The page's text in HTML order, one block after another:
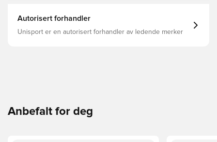
Autorisert forhandler
Unisport er en autorisert forhandler av ledende merker
Anbefalt for deg